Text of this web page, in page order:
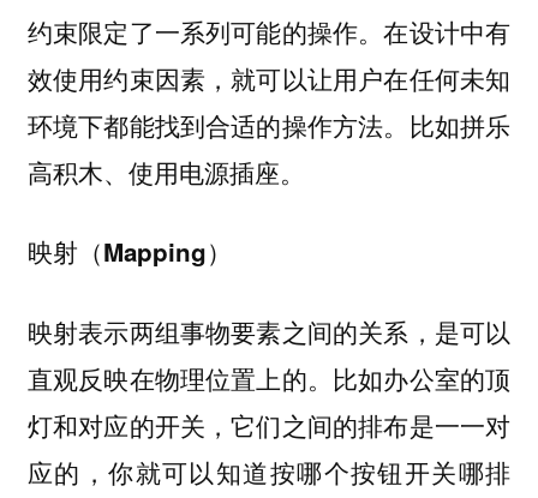
约束限定了一系列可能的操作。在设计中有
效使用约束因素，就可以让用户在任何未知
环境下都能找到合适的操作方法。比如拼乐
高积木、使用电源插座。
映射（Mapping）
映射表示两组事物要素之间的关系，是可以
直观反映在物理位置上的。比如办公室的顶
灯和对应的开关，它们之间的排布是一一对
应的，你就可以知道按哪个按钮开关哪排